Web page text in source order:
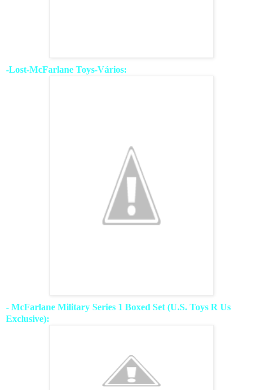
-Lost-McFarlane Toys-Vários:
- McFarlane Military Series 1 Boxed Set (U.S. Toys R Us
Exclusive):